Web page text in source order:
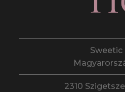
Sweetic
2310